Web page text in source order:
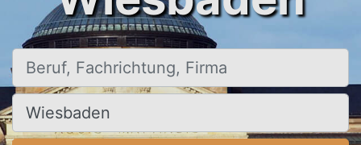
Beruf, Fachrichtung, Firma
Ort, Stadt